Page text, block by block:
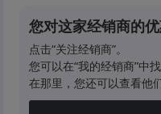
您对这家经销商的
点击“关注经销商”。
您可以在“我的经销商”中
在那里，您还可以查看他